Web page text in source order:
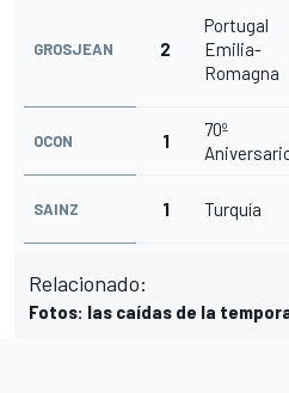
GROSJEAN 2
Portugal
Emilia-
Romagna
OCON 1
70º
SAINZ 1 Turquía
Relacionado:
Fotos: las caídas de la